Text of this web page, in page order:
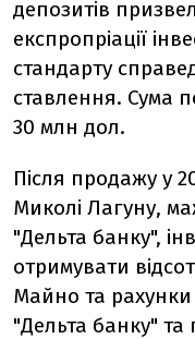
депозитів
експропріації
стандарту
ставлення. Сума
30 млн дол.
Після продажу у
Миколі Лагуну,
"Дельта банку",
отримувати
Майно та рахунки
"Дельта банку"